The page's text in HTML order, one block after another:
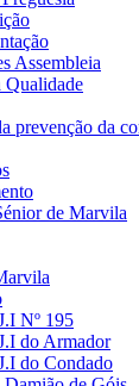
Assembleia
Qualidade
prevenção da
de Marvila
Nº 195
do Armador
do Condado